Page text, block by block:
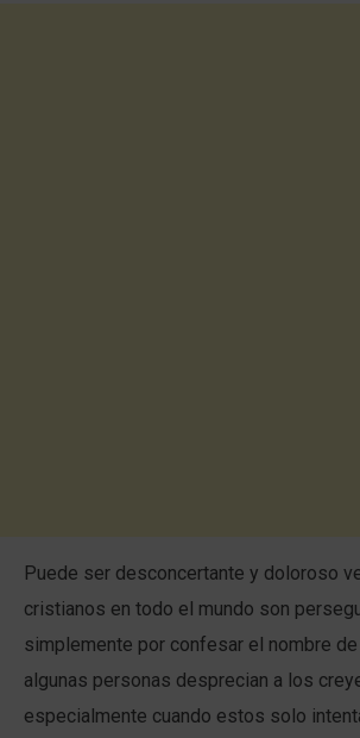
Puede ser desconcertante y doloroso
cristianos en todo el mundo son
simplemente por confesar el nombre
algunas personas desprecian a los
especialmente cuando estos solo